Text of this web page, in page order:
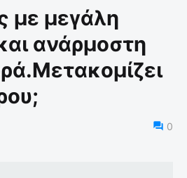
με μεγάλη
ανάρμοστη
0